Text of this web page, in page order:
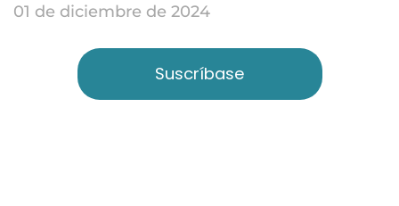
01 de diciembre de 2024
Suscríbase